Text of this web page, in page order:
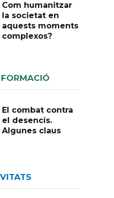
Com humanitzar
la societat en
aquests moments
complexos?
El combat contra
el desencís.
Algunes claus